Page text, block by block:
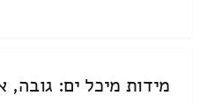
מידות מיכל ים: גובה,